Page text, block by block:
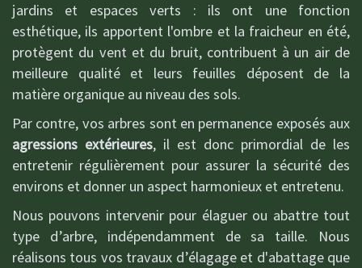
jardins et espaces verts : ils ont une fonction
esthétique, ils apportent l'ombre et la fraicheur en été,
protègent du vent et du bruit, contribuent à un air de
meilleure qualité et leurs feuilles déposent de la
matière organique au niveau des sols.
Par contre, vos arbres sont en permanence exposés aux
agressions extérieures, il est donc primordial de les
entretenir régulièrement pour assurer la sécurité des
environs et donner un aspect harmonieux et entretenu.
Nous pouvons intervenir pour élaguer ou abattre tout
type d’arbre, indépendamment de sa taille. Nous
réalisons tous vos travaux d’élagage et d'abattage que